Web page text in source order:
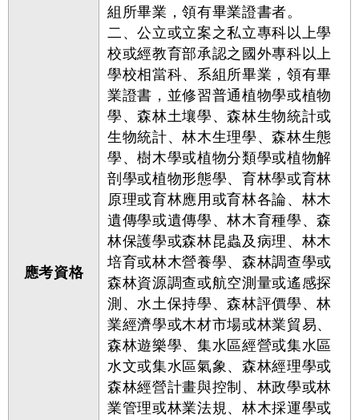
應考資格
組所畢業，領有畢業證書者。
二、公立或立案之私立專科以上學
校或經教育部承認之國外專科以上
學校相當科、系組所畢業，領有畢
業證書，並修習普通植物學或植物
學、森林土壤學、森林生物統計或
生物統計、林木生理學、森林生態
學、樹木學或植物分類學或植物解
剖學或植物形態學、育林學或育林
原理或育林應用或育林各論、林木
遺傳學或遺傳學、林木育種學、森
林保護學或森林昆蟲及病理、林木
培育或林木營養學、森林調查學或
森林資源調查或航空測量或遙感探
測、水土保持學、森林評價學、林
業經濟學或木材市場或林業貿易、
森林遊樂學、集水區經營或集水區
水文或集水區氣象、森林經理學或
森林經營計畫與控制、林政學或林
業管理或林業法規、林木採運學或